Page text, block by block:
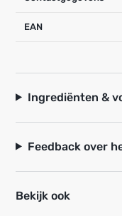
EAN
Ingrediënten &
Feedback over
Bekijk ook